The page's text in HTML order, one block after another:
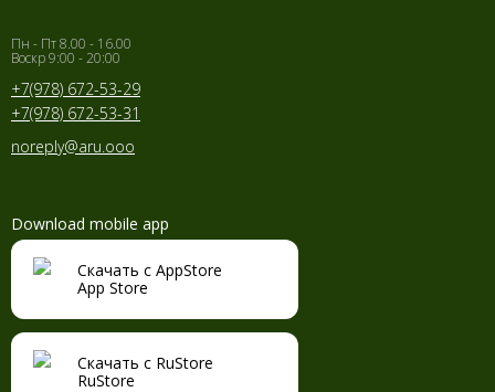
Пн - Пт 8.00 - 16.00
Воскр 9:00 - 20:00
+7(978) 672-53-29
+7(978) 672-53-31
noreply@aru.ooo
Download mobile app
Скачать с AppStore
App Store
Скачать с RuStore
RuStore